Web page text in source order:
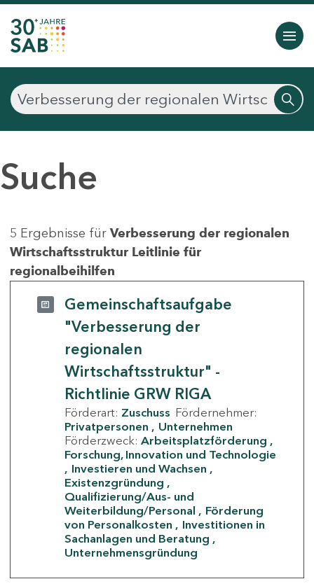
Suche
5 Ergebnisse für Verbesserung der regionalen
Wirtschaftsstruktur Leitlinie für
regionalbeihilfen
Gemeinschaftsaufgabe
"Verbesserung der
regionalen
Wirtschaftsstruktur" -
Richtlinie GRW RIGA
Förderart: Zuschuss Fördernehmer:
Privatpersonen
Unternehmen
Förderzweck: Arbeitsplatzförderung
Forschung, Innovation und Technologie
Investieren und Wachsen
Existenzgründung
Qualifizierung/Aus- und
Weiterbildung/Personal
Förderung
von Personalkosten
Investitionen in
Sachanlagen und Beratung
Unternehmensgründung